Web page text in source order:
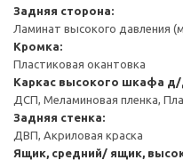
Задняя сторона:
Ламинат высокого давления
Кромка:
Пластиковая окантовка
Каркас высокого шкафа
ДСП, Меламиновая пленка,
Задняя стенка:
ДВП, Акриловая краска
Ящик, средний/ ящик,